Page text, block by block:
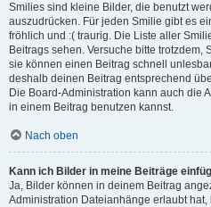
Smilies sind kleine Bilder, die benutzt
auszudrücken. Für jeden Smilie gibt es
fröhlich und :( traurig. Die Liste aller
Beitrags sehen. Versuche bitte trotzdem,
sie können einen Beitrag schnell
deshalb deinen Beitrag entsprechend
Die Board-Administration kann auch die
in einem Beitrag benutzen kannst.
Nach oben
Kann ich Bilder in meine Beiträge
Ja, Bilder können in deinem Beitrag
Administration Dateianhänge erlaubt